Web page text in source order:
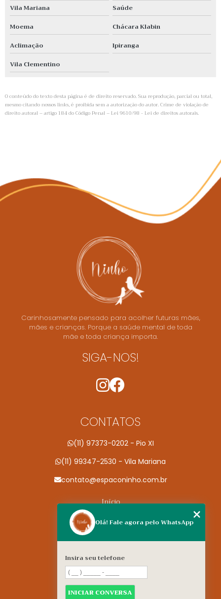
Vila Mariana
Saúde
Moema
Chácara Klabin
Aclimação
Ipiranga
Vila Clementino
O conteúdo do texto desta página é de direito reservado. Sua reprodução, parcial ou total,
mesmo citando nossos links, é proibida sem a autorização do autor. Crime de violação de
direito autoral – artigo 184 do Código Penal – Lei 9610/98 - Lei de direitos autorais.
Carinhosamente pensado para acolher futuras mães,
mães e crianças. Porque a saúde mental de toda
mãe e toda criança importa.
SIGA-NOS!
CONTATOS
(11) 97373-0202 - Pio XI
(11) 99347-2530 - Vila Mariana
contato@espaconinho.com.br
Início
Conheça a Espaço Ninho
Especialidades
Contato
Nossas unidades
Informações
Olá! Fale agora pelo WhatsApp
Insira seu telefone
INICIAR CONVERSA